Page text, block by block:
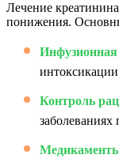
Лечение
понижения.
Инфузионная
Контроль
заболеваниях